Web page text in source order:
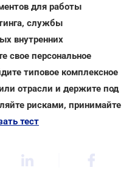
для работы
службы
внутренних
свое персональное
типовое комплексное
отрасли и держите под
рисками, принимайте
тест